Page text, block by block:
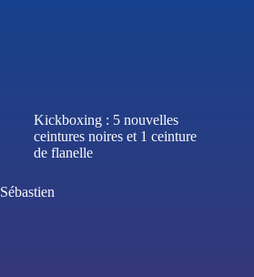
Kickboxing : 5 nouvelles
ceintures noires et 1 ceinture
de flanelle
Sébastien